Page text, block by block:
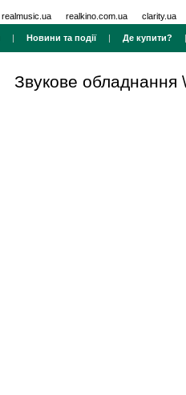
realmusic.ua realkino.com.ua clarity.ua
| Новини та події| Де купити?
Звукове обладнання